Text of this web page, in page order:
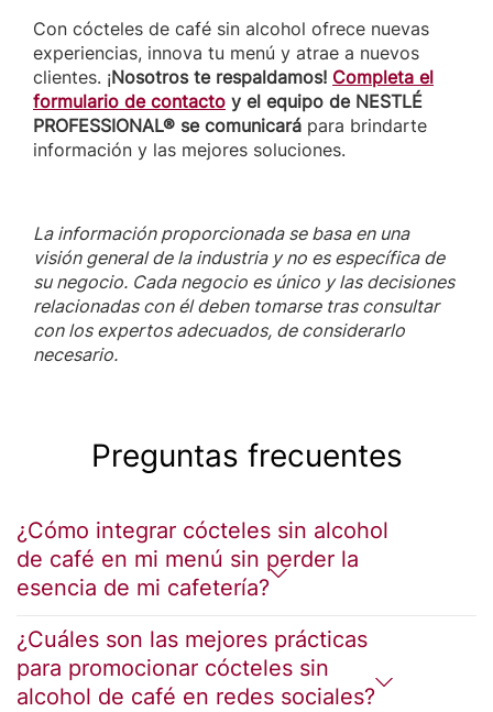
Con cócteles de café sin alcohol ofrece nuevas
experiencias, innova tu menú y atrae a nuevos
clientes. ¡Nosotros te respaldamos! Completa el
formulario de contacto y el equipo de NESTLÉ
PROFESSIONAL® se comunicará para brindarte
información y las mejores soluciones.
La información proporcionada se basa en una
visión general de la industria y no es específica de
su negocio. Cada negocio es único y las decisiones
relacionadas con él deben tomarse tras consultar
con los expertos adecuados, de considerarlo
necesario.
Preguntas frecuentes
¿Cómo integrar cócteles sin alcohol
de café en mi menú sin perder la
esencia de mi cafetería?
¿Cuáles son las mejores prácticas
para promocionar cócteles sin
alcohol de café en redes sociales?